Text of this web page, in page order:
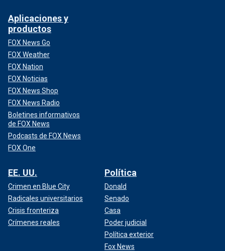
Aplicaciones y
productos
FOX News Go
FOX Weather
FOX Nation
FOX Noticias
FOX News Shop
FOX News Radio
Boletines informativos
de FOX News
Podcasts de FOX News
FOX One
EE. UU.
Crimen en Blue City
Radicales universitarios
Crisis fronteriza
Crímenes reales
Política
Donald
Senado
Casa
Poder judicial
Política exterior
Fox News